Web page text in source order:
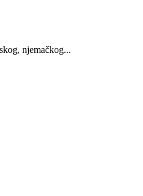
njemačkog...